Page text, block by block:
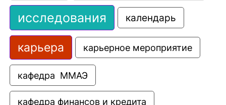
исследования календарь
карьера карьерное мероприятие
кафедра  ММАЭ
кафедра финансов и кредита